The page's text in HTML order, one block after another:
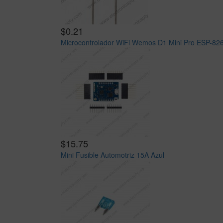
$0.21
Microcontrolador WiFi Wemos D1 Mini Pro ESP-
$15.75
Mini Fusible Automotriz 15A Azul